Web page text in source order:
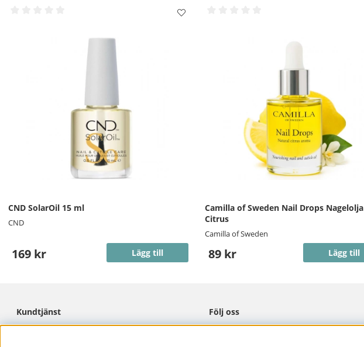
CND SolarOil 15 ml
CND
169 kr Lägg till
Camilla of Sweden Nail Drops Nagelolja
Citrus
Camilla of Sweden
89 kr Lägg till
Kundtjänst Följ oss